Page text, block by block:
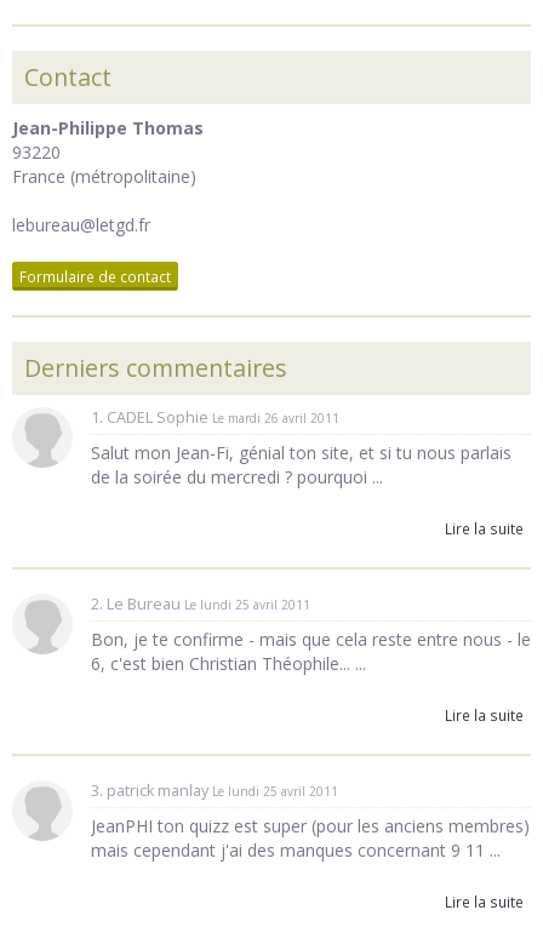
Contact
Jean-Philippe Thomas
93220
France (métropolitaine)
lebureau@letgd.fr
Formulaire de contact
Derniers commentaires
1. CADEL Sophie Le mardi 26 avril 2011
Salut mon Jean-Fi, génial ton site, et si tu nous parlais
de la soirée du mercredi ? pourquoi ...
Lire la suite
2. Le Bureau Le lundi 25 avril 2011
Bon, je te confirme - mais que cela reste entre nous - le
6, c'est bien Christian Théophile... ...
Lire la suite
3. patrick manlay Le lundi 25 avril 2011
JeanPHI ton quizz est super (pour les anciens membres)
mais cependant j'ai des manques concernant 9 11 ...
Lire la suite